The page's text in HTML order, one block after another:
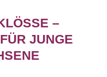
– K
JUNGE E